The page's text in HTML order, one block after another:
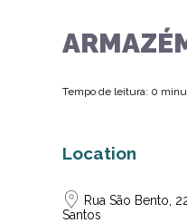
Tempo de leitura: 0
Location
Rua São Bento,
Santos